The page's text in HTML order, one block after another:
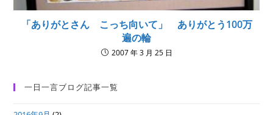
「ありがとさん こっち向いて」 ありがとう100万
遍の輪
2007 年 3 月 25 日
一日一言ブログ記事一覧